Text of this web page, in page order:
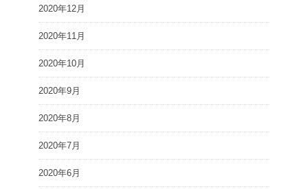
2020年12月
2020年11月
2020年10月
2020年9月
2020年8月
2020年7月
2020年6月